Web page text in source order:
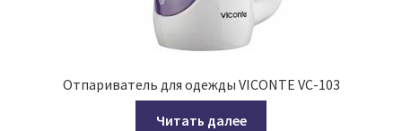
Отпариватель для одежды VICONTE VC-103
Читать далее